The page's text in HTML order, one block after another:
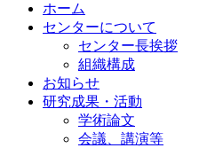
ホーム
センターについて
センター長挨拶
組織構成
お知らせ
研究成果・活動
学術論文
会議、講演等